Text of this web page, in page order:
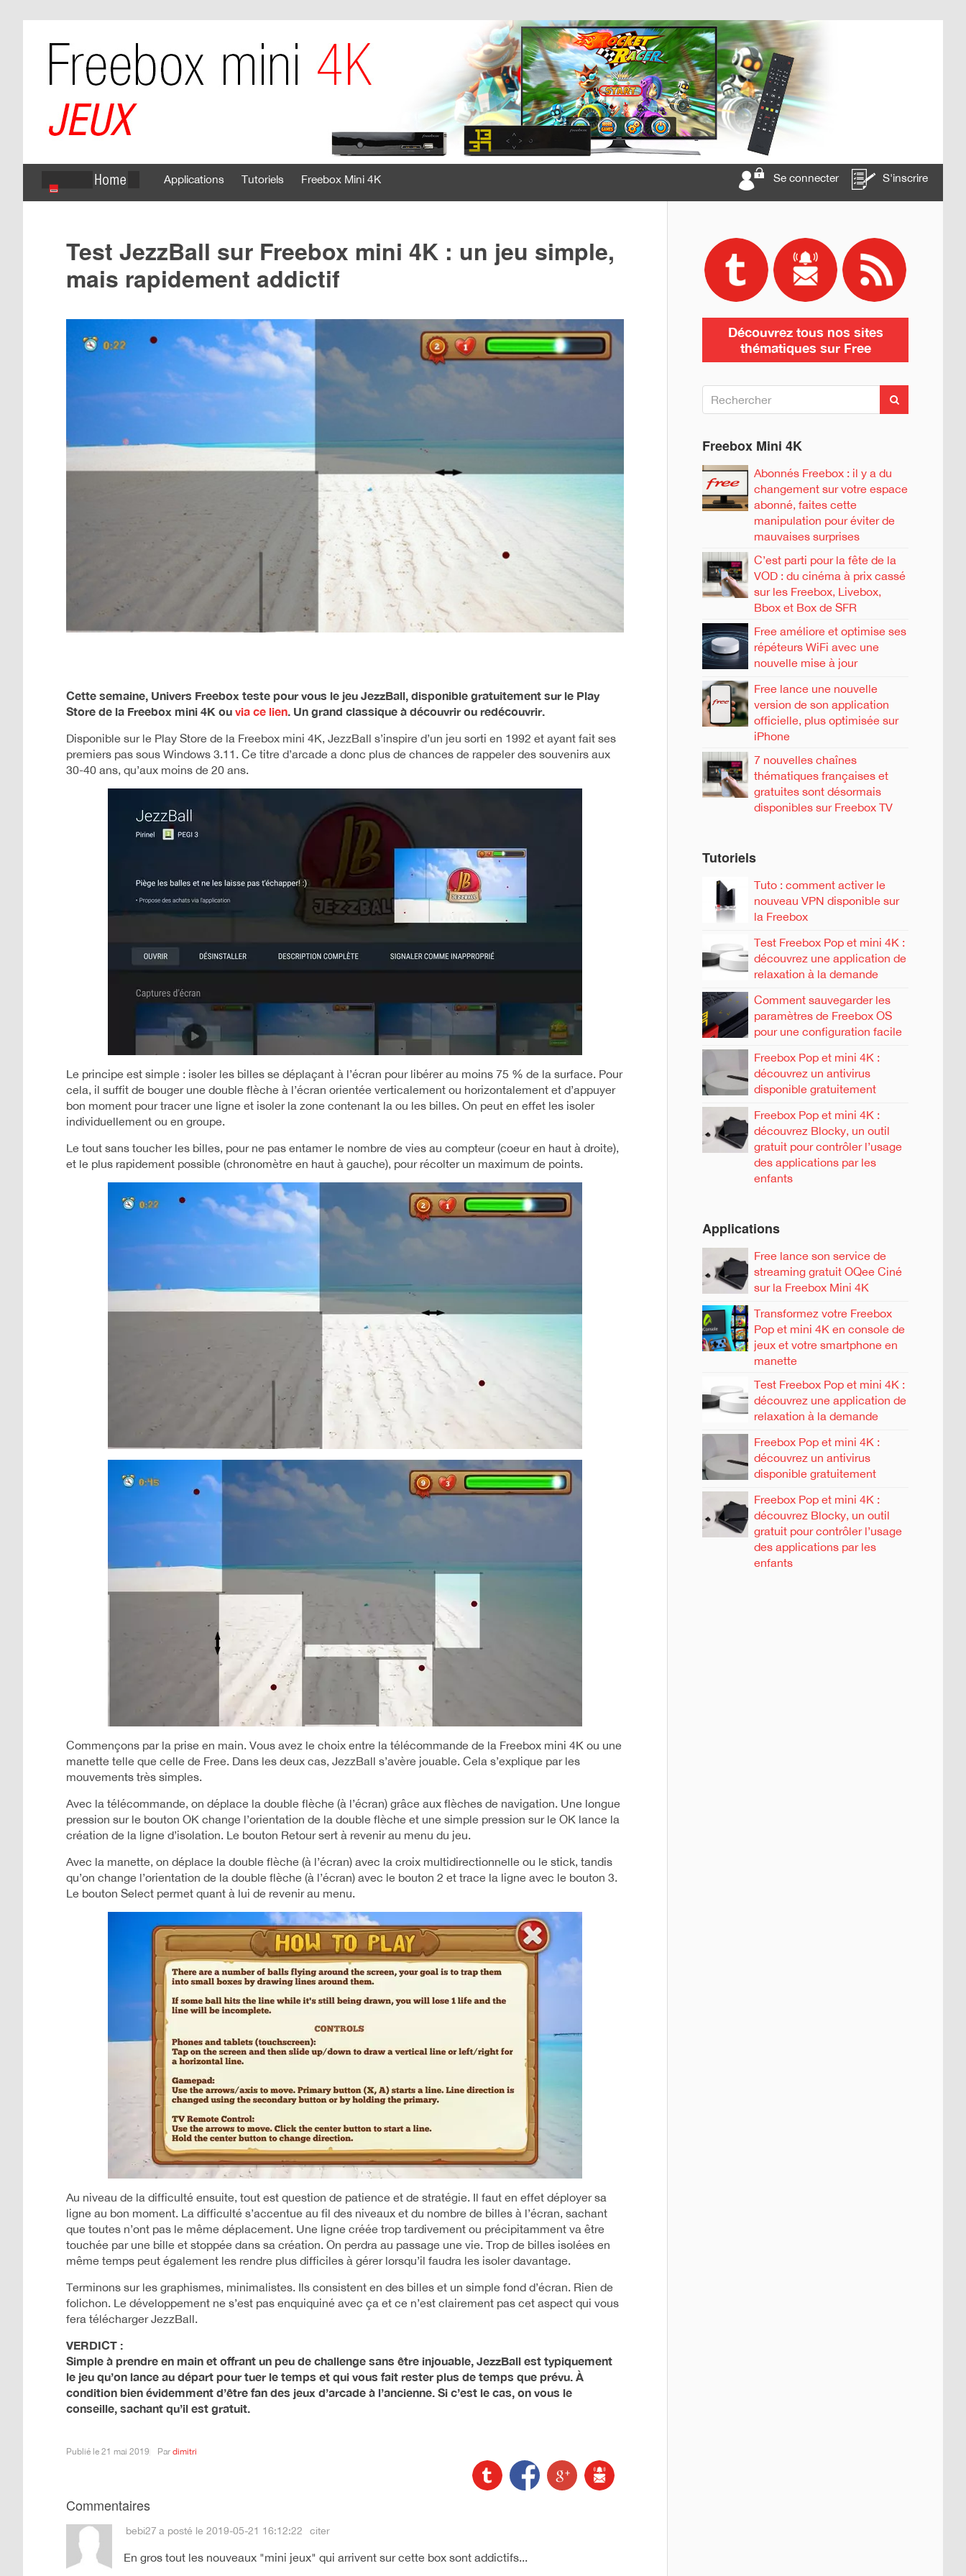
Applications Tutoriels Freebox Mini 4K Se connecter S'inscrire
Test JezzBall sur Freebox mini 4K : un jeu simple,
mais rapidement addictif
Cette semaine, Univers Freebox teste pour vous le jeu JezzBall, disponible gratuitement sur le Play
Store de la Freebox mini 4K ou via ce lien . Un grand classique à découvrir ou redécouvrir.
Disponible sur le Play Store de la Freebox mini 4K, JezzBall s’inspire d’un jeu sorti en 1992 et ayant fait ses
premiers pas sous Windows 3.11. Ce titre d’arcade a donc plus de chances de rappeler des souvenirs aux
30-40 ans, qu’aux moins de 20 ans.
Le principe est simple : isoler les billes se déplaçant à l’écran pour libérer au moins 75 % de la surface. Pour
cela, il suffit de bouger une double flèche à l’écran orientée verticalement ou horizontalement et d’appuyer
bon moment pour tracer une ligne et isoler la zone contenant la ou les billes. On peut en effet les isoler
individuellement ou en groupe.
Le tout sans toucher les billes, pour ne pas entamer le nombre de vies au compteur (coeur en haut à droite),
et le plus rapidement possible (chronomètre en haut à gauche), pour récolter un maximum de points.
Commençons par la prise en main. Vous avez le choix entre la télécommande de la Freebox mini 4K ou une
manette telle que celle de Free. Dans les deux cas, JezzBall s’avère jouable. Cela s’explique par les
mouvements très simples.
Avec la télécommande, on déplace la double flèche (à l’écran) grâce aux flèches de navigation. Une longue
pression sur le bouton OK change l’orientation de la double flèche et une simple pression sur le OK lance la
création de la ligne d’isolation. Le bouton Retour sert à revenir au menu du jeu.
Avec la manette, on déplace la double flèche (à l’écran) avec la croix multidirectionnelle ou le stick, tandis
qu’on change l’orientation de la double flèche (à l’écran) avec le bouton 2 et trace la ligne avec le bouton 3.
Le bouton Select permet quant à lui de revenir au menu.
Au niveau de la difficulté ensuite, tout est question de patience et de stratégie. Il faut en effet déployer sa
ligne au bon moment. La difficulté s’accentue au fil des niveaux et du nombre de billes à l’écran, sachant
que toutes n’ont pas le même déplacement. Une ligne créée trop tardivement ou précipitamment va être
touchée par une bille et stoppée dans sa création. On perdra au passage une vie. Trop de billes isolées en
même temps peut également les rendre plus difficiles à gérer lorsqu’il faudra les isoler davantage.
Terminons sur les graphismes, minimalistes. Ils consistent en des billes et un simple fond d’écran. Rien de
folichon. Le développement ne s’est pas enquiquiné avec ça et ce n’est clairement pas cet aspect qui vous
fera télécharger JezzBall.
VERDICT :
Simple à prendre en main et offrant un peu de challenge sans être injouable, JezzBall est typiquement
le jeu qu’on lance au départ pour tuer le temps et qui vous fait rester plus de temps que prévu. À
condition bien évidemment d’être fan des jeux d’arcade à l’ancienne. Si c’est le cas, on vous le
conseille, sachant qu’il est gratuit.
Publié le 21 mai 2019 Par dimitri
Commentaires
bebi27 a posté le 2019-05-21 16:12:22 citer
En gros tout les nouveaux "mini jeux" qui arrivent sur cette box sont addictifs...
Découvrez tous nos sites
thématiques sur Free
h
r
c
h
:
e
Freebox Mini 4K
Abonnés Freebox : il y a du
changement sur votre espace
abonné, faites cette
manipulation pour éviter de
mauvaises surprises
C’est parti pour la fête de la
VOD : du cinéma à prix cassé
sur les Freebox, Livebox,
Bbox et Box de SFR
Free améliore et optimise ses
répéteurs WiFi avec une
nouvelle mise à jour
Free lance une nouvelle
version de son application
officielle, plus optimisée sur
iPhone
7 nouvelles chaînes
thématiques françaises et
gratuites sont désormais
disponibles sur Freebox TV
Tutoriels
Tuto : comment activer le
nouveau VPN disponible sur
la Freebox
Test Freebox Pop et mini 4K :
découvrez une application de
relaxation à la demande
Comment sauvegarder les
paramètres de Freebox OS
pour une configuration facile
Freebox Pop et mini 4K :
découvrez un antivirus
disponible gratuitement
Freebox Pop et mini 4K :
découvrez Blocky, un outil
gratuit pour contrôler l’usage
des applications par les
enfants
Applications
Free lance son service de
streaming gratuit OQee Ciné
sur la Freebox Mini 4K
Transformez votre Freebox
Pop et mini 4K en console de
jeux et votre smartphone en
manette
Test Freebox Pop et mini 4K :
découvrez une application de
relaxation à la demande
Freebox Pop et mini 4K :
découvrez un antivirus
disponible gratuitement
Freebox Pop et mini 4K :
découvrez Blocky, un outil
gratuit pour contrôler l’usage
des applications par les
enfants